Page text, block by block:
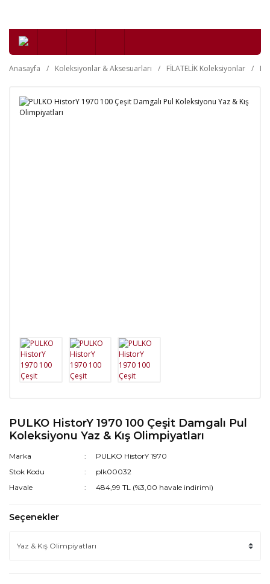
Anasayfa Koleksiyonlar & Aksesuarları FİLATELİK Koleksiyonlar
PULKO HistorY 1970 100 Çeşit Damgalı Pul
Koleksiyonu Yaz & Kış Olimpiyatları
Marka
PULKO HistorY 1970
Stok Kodu
plk00032
Havale
484,99 TL (%3,00 havale indirimi)
Seçenekler